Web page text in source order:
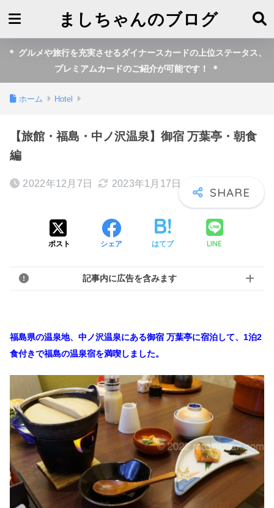
ましちゃんのブログ
＊ グルメや旅行を充実させるダイナースカードの上位ステータス、
プレミアムカードのご紹介が可能です！ ＊
ホーム Hotel
【旅館・福島・中ノ沢温泉】御宿 万葉亭・朝食
編
2022年12月7日 2023年1月17日
ポスト シェア はてブ LINE
記事内に広告を含みます
福島県の温泉地、中ノ沢温泉にある御宿 万葉亭に宿泊して、1泊2
食付きで福島の温泉宿を満喫しました。